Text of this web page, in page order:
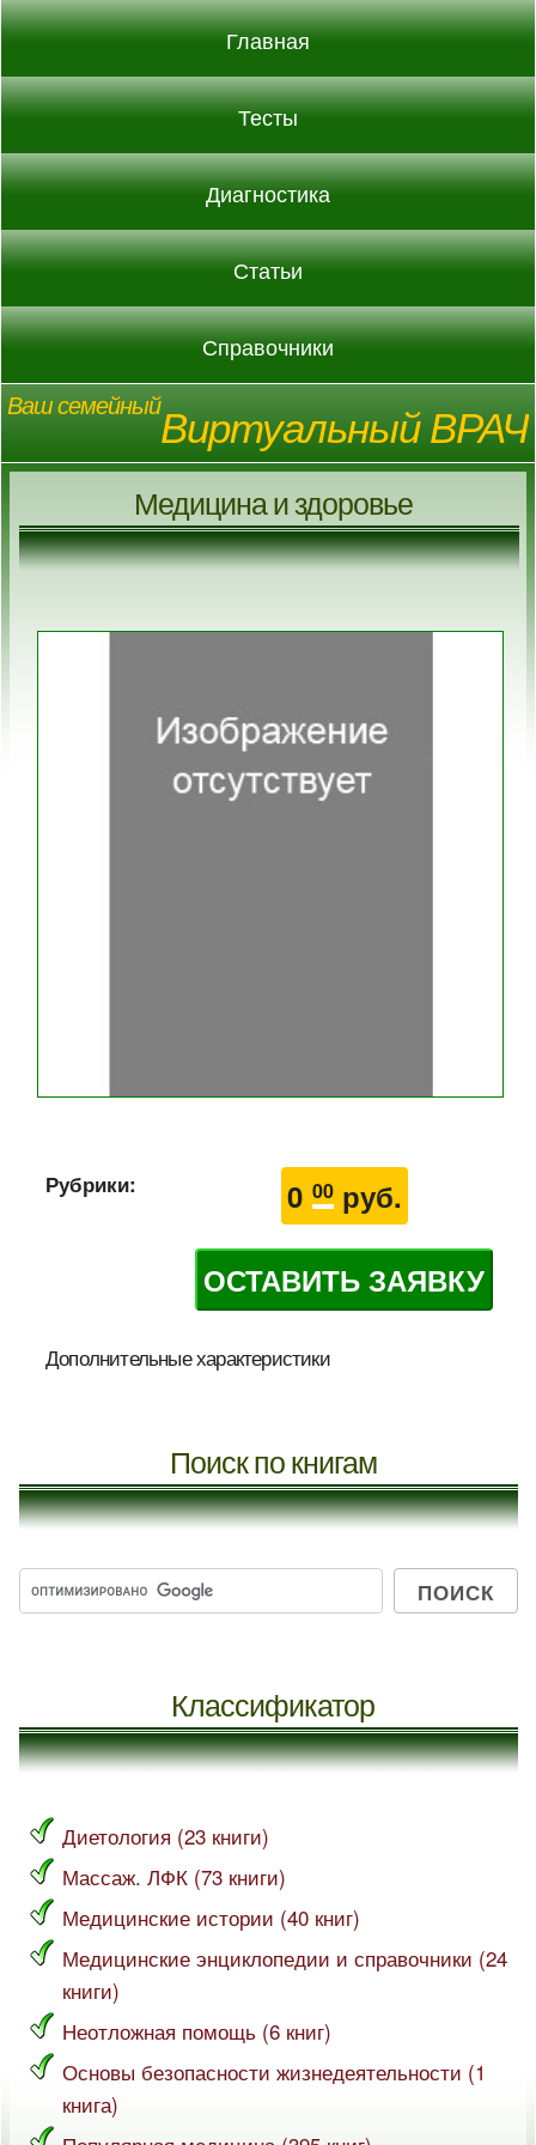
Главная
Тесты
Диагностика
Статьи
Справочники
Ваш семейныйВиртуальный ВРАЧ
Медицина и здоровье
0 00руб.
ОСТАВИТЬ ЗАЯВКУ
Рубрики:
Дополнительные характеристики
Поиск по книгам
Классификатор
Диетология (23 книги)
Массаж. ЛФК (73 книги)
Медицинские истории (40 книг)
Медицинские энциклопедии и справочники (24
книги)
Неотложная помощь (6 книг)
Основы безопасности жизнедеятельности (1
книга)